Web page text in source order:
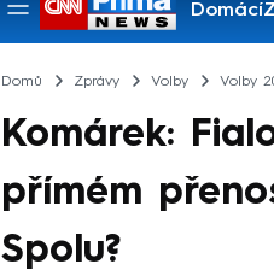
Domácí
Pořady
Domů Zprávy Volby Volby
Komárek:
přímém
Spolu?